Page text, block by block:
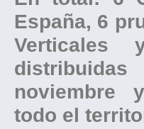
España, 6
noviembre
todo el